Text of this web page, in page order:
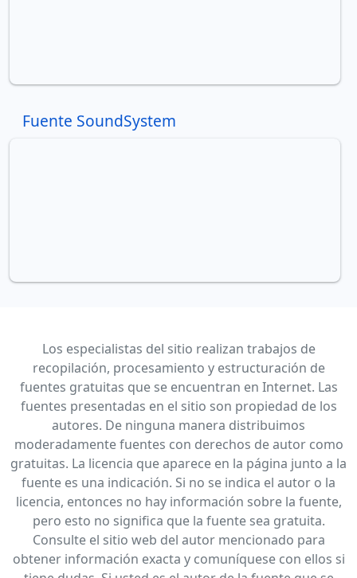
Fuente SoundSystem
Los especialistas del sitio realizan trabajos de
recopilación, procesamiento y estructuración de
fuentes gratuitas que se encuentran en Internet. Las
fuentes presentadas en el sitio son propiedad de los
autores. De ninguna manera distribuimos
moderadamente fuentes con derechos de autor como
gratuitas. La licencia que aparece en la página junto a la
fuente es una indicación. Si no se indica el autor o la
licencia, entonces no hay información sobre la fuente,
pero esto no significa que la fuente sea gratuita.
Consulte el sitio web del autor mencionado para
obtener información exacta y comuníquese con ellos si